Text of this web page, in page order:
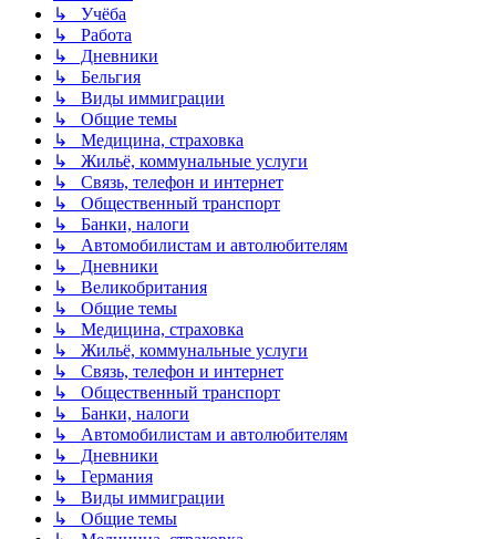
↳ Учёба
↳ Работа
↳ Дневники
↳ Бельгия
↳ Виды иммиграции
↳ Общие темы
↳ Медицина, страховка
↳ Жильё, коммунальные услуги
↳ Связь, телефон и интернет
↳ Общественный транспорт
↳ Банки, налоги
↳ Автомобилистам и автолюбителям
↳ Дневники
↳ Великобритания
↳ Общие темы
↳ Медицина, страховка
↳ Жильё, коммунальные услуги
↳ Связь, телефон и интернет
↳ Общественный транспорт
↳ Банки, налоги
↳ Автомобилистам и автолюбителям
↳ Дневники
↳ Германия
↳ Виды иммиграции
↳ Общие темы